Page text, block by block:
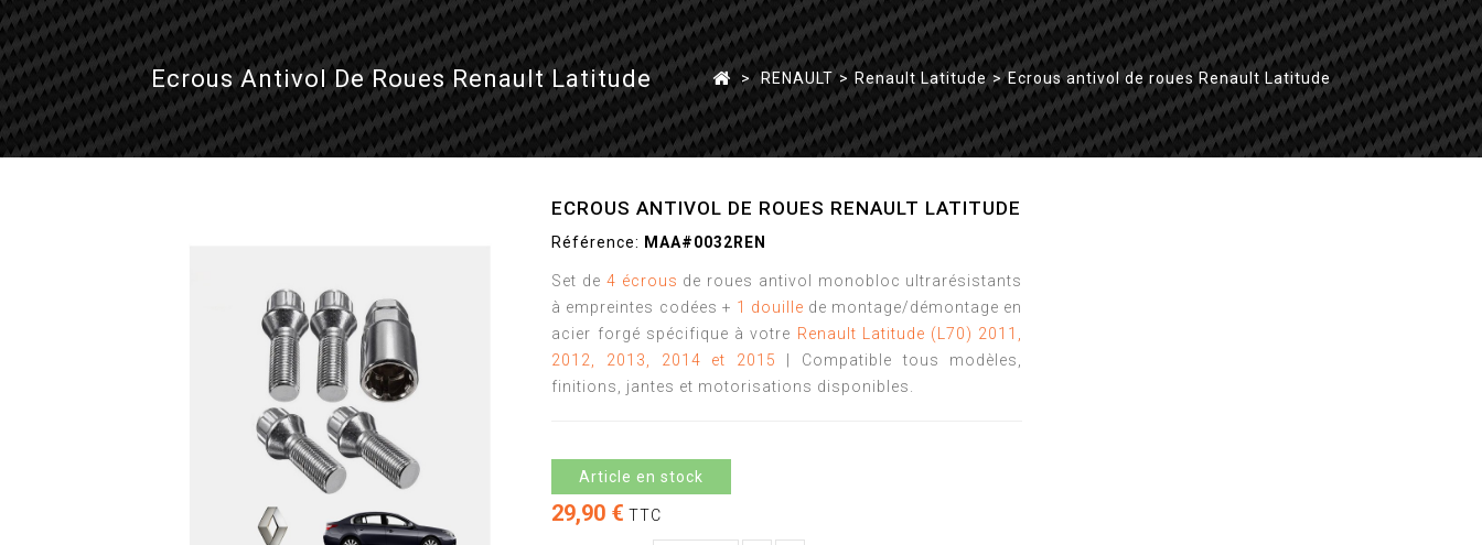
Ecrous Antivol De Roues Renault Latitude > RENAULT > Renault Latitude > Ecrous antivol de roues Renault Latitude
ECROUS ANTIVOL DE ROUES RENAULT LATITUDE
Référence: MAA#0032REN
Set de 4 écrous de roues antivol monobloc ultrarésistants
à empreintes codées + 1 douille de montage/démontage en
acier forgé spécifique à votre Renault Latitude (L70) 2011,
2012, 2013, 2014 et 2015
| Compatible tous modèles,
finitions, jantes et motorisations disponibles.
Article en stock
29,90 € TTC